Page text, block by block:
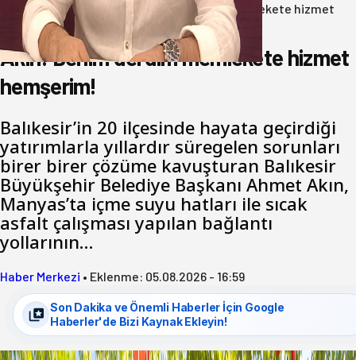
Anasayfa/ Gündem/
Akın: Benim derdim memlekete hizmet
hemşerim!
Akın: Benim derdim memlekete hizmet
hemşerim!
Balıkesir’in 20 ilçesinde hayata geçirdiği
yatırımlarla yıllardır süregelen sorunları
birer birer çözüme kavuşturan Balıkesir
Büyükşehir Belediye Başkanı Ahmet Akın,
Manyas’ta içme suyu hatları ile sıcak
asfalt çalışması yapılan bağlantı
yollarının…
Haber Merkezi • Eklenme: 05.08.2026 - 16:59
Son Dakika ve Önemli Haberler İçin Google
Haberler'de Bizi Kaynak Ekleyin!